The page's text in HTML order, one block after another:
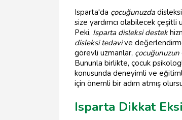
Isparta'da çocuğunuzda
size yardımcı olabilecek çeşitli
Peki, Isparta disleksi destek
disleksi tedavive
görevli uzmanlar, çocuğunuzun
Bununla birlikte, çocuk
konusunda deneyimli ve
için önemli bir adım atmış
Isparta Dikkat